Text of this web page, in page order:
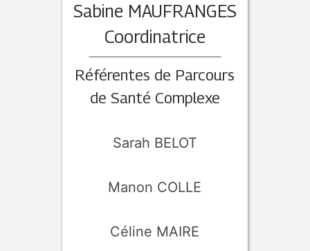
Sabine MAUFRANGES
Coordinatrice
Référentes de Parcours
de Santé Complexe
Sarah BELOT
Manon COLLE
Céline MAIRE